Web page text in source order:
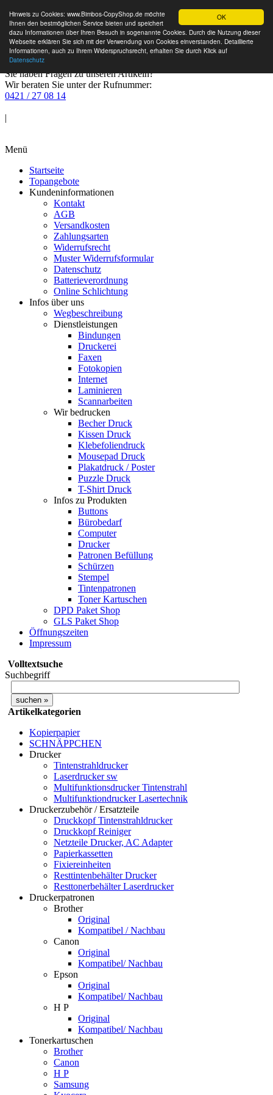
OK
Hinweis zu Cookies: www.Bimbos-CopyShop.de möchte
Ihnen den bestmöglichen Service bieten und speichert
dazu Informationen über Ihren Besuch in sogenannte Cookies. Durch die Nutzung dieser
Webseite erklären Sie sich mit der Verwendung von Cookies einverstanden. Detaillierte
Informationen, auch zu Ihrem Widerspruchsrecht, erhalten Sie durch Klick auf
Datenschutz
Sie haben Fragen zu unseren Artikeln?
Wir beraten Sie unter der Rufnummer:
0421 / 27 08 14
|
Menü
Startseite
Topangebote
Kundeninformationen
Kontakt
AGB
Versandkosten
Zahlungsarten
Widerrufsrecht
Muster Widerrufsformular
Datenschutz
Batterieverordnung
Online Schlichtung
Infos über uns
Wegbeschreibung
Dienstleistungen
Bindungen
Druckerei
Faxen
Fotokopien
Internet
Laminieren
Scannarbeiten
Wir bedrucken
Becher Druck
Kissen Druck
Klebefoliendruck
Mousepad Druck
Plakatdruck / Poster
Puzzle Druck
T-Shirt Druck
Infos zu Produkten
Buttons
Bürobedarf
Computer
Drucker
Patronen Befüllung
Schürzen
Stempel
Tintenpatronen
Toner Kartuschen
DPD Paket Shop
GLS Paket Shop
Öffnungszeiten
Impressum
Volltextsuche
Suchbegriff
Artikelkategorien
Kopierpapier
SCHNÄPPCHEN
Drucker
Tintenstrahldrucker
Laserdrucker sw
Multifunktionsdrucker Tintenstrahl
Multifunktiondrucker Lasertechnik
Druckerzubehör / Ersatzteile
Druckkopf Tintenstrahldrucker
Druckkopf Reiniger
Netzteile Drucker, AC Adapter
Papierkassetten
Fixiereinheiten
Resttintenbehälter Drucker
Resttonerbehälter Laserdrucker
Druckerpatronen
Brother
Original
Kompatibel / Nachbau
Canon
Original
Kompatibel/ Nachbau
Epson
Original
Kompatibel/ Nachbau
H P
Original
Kompatibel/ Nachbau
Tonerkartuschen
Brother
Canon
H P
Samsung